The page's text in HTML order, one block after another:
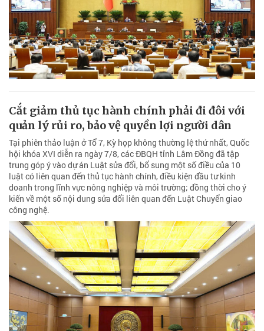
Cắt giảm thủ tục hành chính phải đi đôi với
quản lý rủi ro, bảo vệ quyền lợi người dân
Tại phiên thảo luận ở Tổ 7, Kỳ họp không thường lệ thứ nhất, Quốc
hội khóa XVI diễn ra ngày 7/8, các ĐBQH tỉnh Lâm Đồng đã tập
trung góp ý vào dự án Luật sửa đổi, bổ sung một số điều của 10
luật có liên quan đến thủ tục hành chính, điều kiện đầu tư kinh
doanh trong lĩnh vực nông nghiệp và môi trường; đồng thời cho ý
kiến về một số nội dung sửa đổi liên quan đến Luật Chuyển giao
công nghệ.